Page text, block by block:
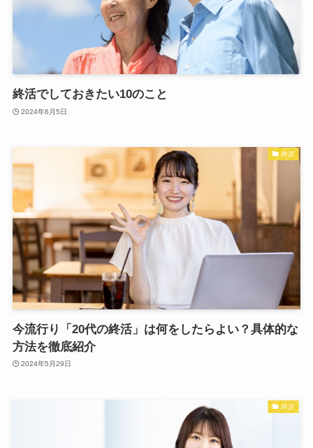
終活でしておきたい10のこと
2024年6月5日
終活
今流行り「20代の終活」は何をしたらよい？具体的な
方法を徹底紹介
2024年5月29日
終活